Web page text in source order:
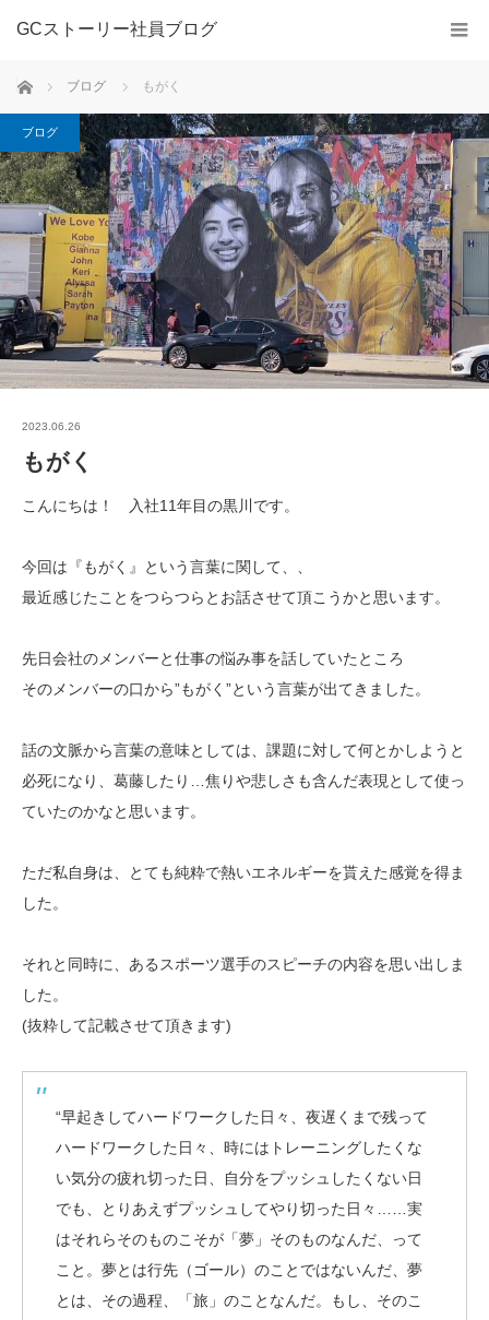
GCストーリー社員ブログ
ホーム ブログ もがく
ブログ
2023.06.26
もがく
こんにちは！ 入社11年目の黒川です。
今回は『もがく』という言葉に関して、、
最近感じたことをつらつらとお話させて頂こうかと思います。
先日会社のメンバーと仕事の悩み事を話していたところ
そのメンバーの口から”もがく”という言葉が出てきました。
話の文脈から言葉の意味としては、課題に対して何とかしようと
必死になり、葛藤したり…焦りや悲しさも含んだ表現として使っ
ていたのかなと思います。
ただ私自身は、とても純粋で熱いエネルギーを貰えた感覚を得ま
した。
それと同時に、あるスポーツ選手のスピーチの内容を思い出しま
した。
(抜粋して記載させて頂きます)
“早起きしてハードワークした日々、夜遅くまで残って
ハードワークした日々、時にはトレーニングしたくな
い気分の疲れ切った日、自分をプッシュしたくない日
でも、とりあえずプッシュしてやり切った日々……実
はそれらそのものこそが「夢」そのものなんだ、って
こと。夢とは行先（ゴール）のことではないんだ、夢
とは、その過程、「旅」のことなんだ。もし、そのこ